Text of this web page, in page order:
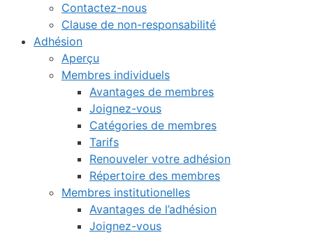
Contactez-nous
Clause de non-responsabilité
Adhésion
Aperçu
Membres individuels
Avantages de membres
Joignez-vous
Catégories de membres
Tarifs
Renouveler votre adhésion
Répertoire des membres
Membres institutionelles
Avantages de l’adhésion
Joignez-vous